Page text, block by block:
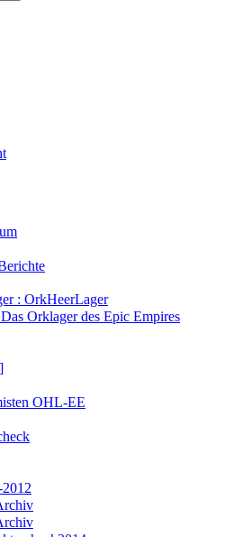
: OrkHeerLager
Orklager des Epic Empires
OHL-EE